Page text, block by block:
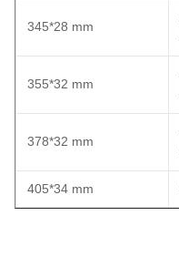
345*28 mm
355*32 mm
378*32 mm
405*34 mm